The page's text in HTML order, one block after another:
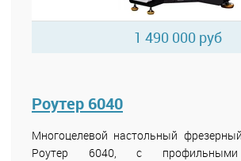
1 490 000 руб
Роутер 6040
Многоцелевой настольный
Роутер 6040, с профильными